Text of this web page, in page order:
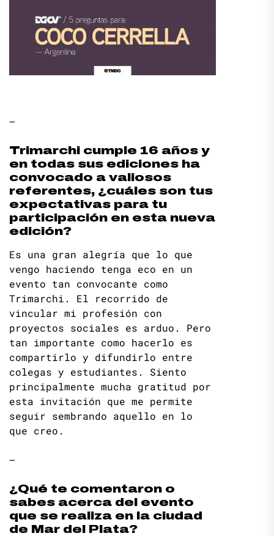
–
Trimarchi cumple 16 años y
en todas sus ediciones ha
convocado a valiosos
referentes, ¿cuáles son tus
expectativas para tu
participación en esta nueva
edición?
Es una gran alegría que lo que
vengo haciendo tenga eco en un
evento tan convocante como
Trimarchi. El recorrido de
vincular mi profesión con
proyectos sociales es arduo. Pero
tan importante como hacerlo es
compartirlo y difundirlo entre
colegas y estudiantes. Siento
principalmente mucha gratitud por
esta invitación que me permite
seguir sembrando aquello en lo
que creo.
–
¿Qué te comentaron o
sabes acerca del evento
que se realiza en la ciudad
de Mar del Plata?